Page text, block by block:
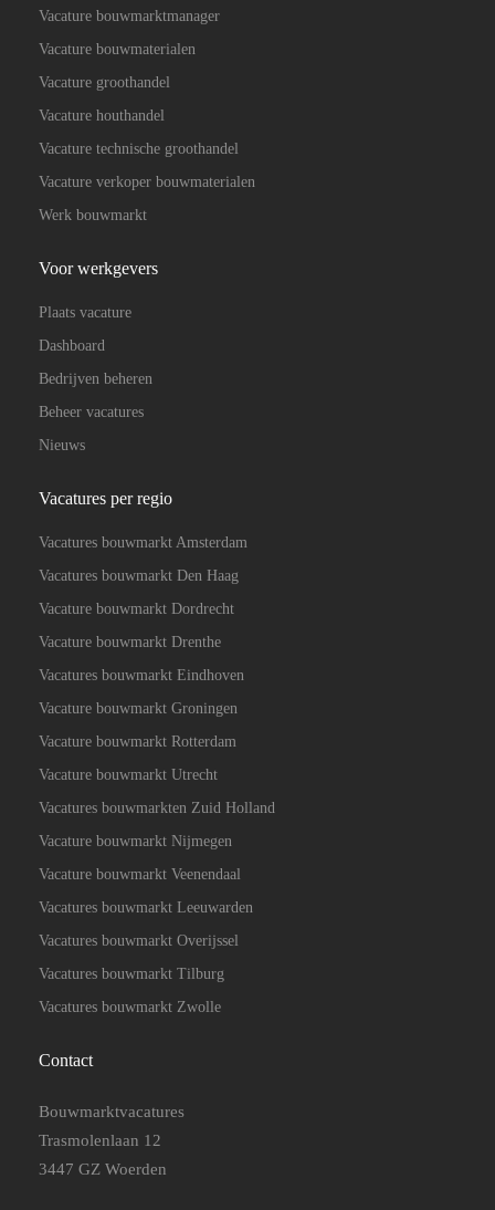
Vacature bouwmarktmanager
Vacature bouwmaterialen
Vacature groothandel
Vacature houthandel
Vacature technische groothandel
Vacature verkoper bouwmaterialen
Werk bouwmarkt
Voor werkgevers
Plaats vacature
Dashboard
Bedrijven beheren
Beheer vacatures
Nieuws
Vacatures per regio
Vacatures bouwmarkt Amsterdam
Vacatures bouwmarkt Den Haag
Vacature bouwmarkt Dordrecht
Vacature bouwmarkt Drenthe
Vacatures bouwmarkt Eindhoven
Vacature bouwmarkt Groningen
Vacature bouwmarkt Rotterdam
Vacature bouwmarkt Utrecht
Vacatures bouwmarkten Zuid Holland
Vacature bouwmarkt Nijmegen
Vacature bouwmarkt Veenendaal
Vacatures bouwmarkt Leeuwarden
Vacatures bouwmarkt Overijssel
Vacatures bouwmarkt Tilburg
Vacatures bouwmarkt Zwolle
Contact
Bouwmarktvacatures
Trasmolenlaan 12
3447 GZ Woerden